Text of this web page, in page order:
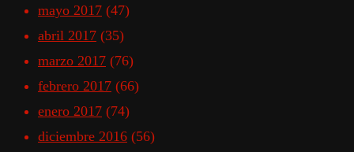
mayo 2017 (47)
abril 2017 (35)
marzo 2017 (76)
febrero 2017 (66)
enero 2017 (74)
diciembre 2016 (56)